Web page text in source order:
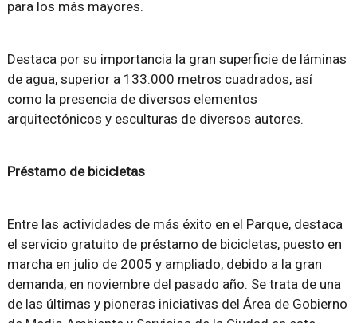
para los más mayores.
Destaca por su importancia la gran superficie de láminas
de agua, superior a 133.000 metros cuadrados, así
como la presencia de diversos elementos
arquitectónicos y esculturas de diversos autores.
Préstamo de bicicletas
Entre las actividades de más éxito en el Parque, destaca
el servicio gratuito de préstamo de bicicletas, puesto en
marcha en julio de 2005 y ampliado, debido a la gran
demanda, en noviembre del pasado año. Se trata de una
de las últimas y pioneras iniciativas del Área de Gobierno